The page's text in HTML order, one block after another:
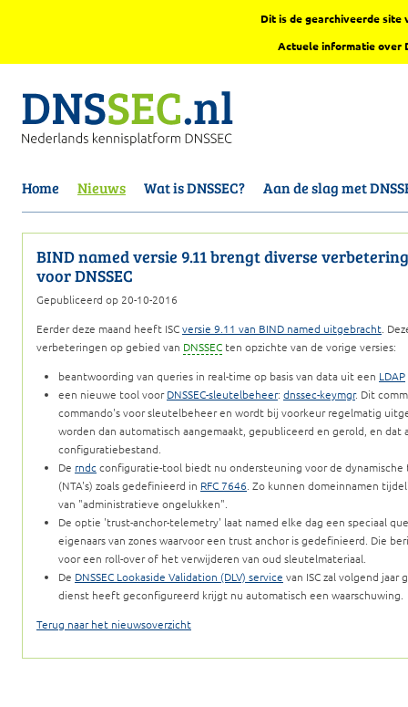
Dit is de gearchiveerde site
Actuele informatie over
Home Nieuws Wat is DNSSEC? Aan de slag met
BIND named versie 9.11 brengt diverse
voor DNSSEC
Gepubliceerd op 20-10-2016
Eerder deze maand heeft ISCversie 9.11 van BIND named uitgebracht.
verbeteringen op gebied van DNSSEC ten opzichte van de vorige versies:
beantwoording van queries in real-time op basis van data uit een LDAP
een nieuwe tool voorDNSSEC-sleutelbeheer: dnssec-keymgr. Dit
commando's voor sleutelbeheer en wordt bij voorkeur regelmatig
worden dan automatisch aangemaakt, gepubliceerd en gerold, en dat
configuratiebestand.
De rndcconfiguratie-tool biedt nu ondersteuning voor de
(NTA's) zoals gedefinieerd in RFC 7646. Zo kunnen domeinnamen
van "administratieve ongelukken".
De optie 'trust-anchor-telemetry' laat named elke dag een speciaal
eigenaars van zones waarvoor een trust anchor is gedefinieerd. Die
voor een roll-over of het verwijderen van oud sleutelmateriaal.
De DNSSEC Lookaside Validation (DLV) service van ISC zal volgend
dienst heeft geconfigureerd krijgt nu automatisch een waarschuwing.
Terug naar het nieuwsoverzicht